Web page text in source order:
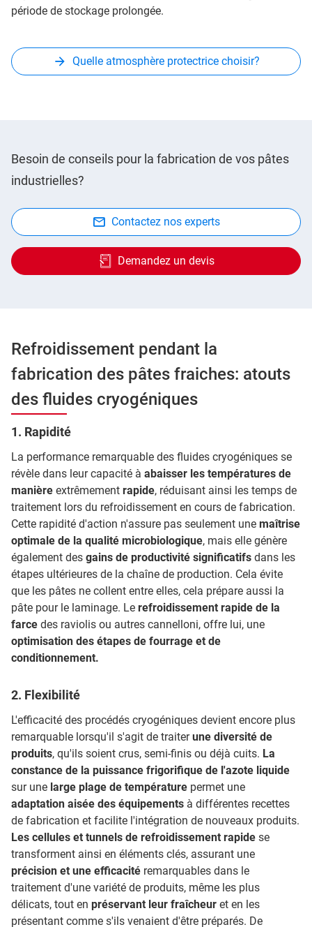
période de stockage prolongée.
Quelle atmosphère protectrice choisir?
Besoin de conseils pour la fabrication de vos pâtes
industrielles?
Contactez nos experts
Demandez un devis
Refroidissement pendant la
fabrication des pâtes fraiches: atouts
des fluides cryogéniques
1. Rapidité
La performance remarquable des fluides cryogéniques se
révèle dans leur capacité à abaisser les températures de
manière extrêmement rapide, réduisant ainsi les temps de
traitement lors du refroidissement en cours de fabrication.
Cette rapidité d'action n'assure pas seulement une maîtrise
optimale de la qualité microbiologique, mais elle génère
également des gains de productivité significatifs dans les
étapes ultérieures de la chaîne de production. Cela évite
que les pâtes ne collent entre elles, cela prépare aussi la
pâte pour le laminage. Le refroidissement rapide de la
farce des raviolis ou autres cannelloni, offre lui, une
optimisation des étapes de fourrage et de
conditionnement.
2. Flexibilité
L'efficacité des procédés cryogéniques devient encore plus
remarquable lorsqu'il s'agit de traiterune diversité de
produits, qu'ils soient crus, semi-finis ou déjà cuits. La
constance de la puissance frigorifique de l'azote liquide
sur une large plage de température permet une
adaptation aisée des équipements à différentes recettes
de fabrication et facilite l'intégration de nouveaux produits.
Les cellules et tunnels de refroidissement rapide se
transforment ainsi en éléments clés, assurant une
précision et une efficacité remarquables dans le
traitement d'une variété de produits, même les plus
délicats, tout en préservant leur fraîcheur et en les
présentant comme s'ils venaient d'être préparés. De